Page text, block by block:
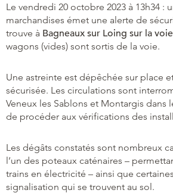
Le vendredi 20 octobre 2023 à 13h34 :
marchandises émet une alerte de
trouve à Bagneaux sur Loing sur la
wagons (vides) sont sortis de la voie.
Une astreinte est dépêchée sur place
sécurisée. Les circulations sont
Veneux les Sablons et Montargis dans
de procéder aux vérifications des
Les dégâts constatés sont nombreux
l’un des poteaux caténaires –
trains en électricité – ainsi que
signalisation qui se trouvent au sol.